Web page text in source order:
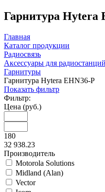
Гарнитура Hytera
Главная
Каталог продукции
Радиосвязь
Аксессуары для радиостанций
Гарнитуры
Гарнитура Hytera EHN36-P
Показать фильтр
Фильтр:
Цена (руб.)
180
32 938.23
Производитель
Motorola Solutions
Midland (Alan)
Vector